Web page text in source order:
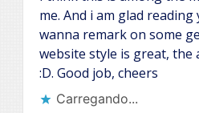
me. And i am glad
wanna remark on some
website style is great, the
:D. Good job, cheers
Carregando...